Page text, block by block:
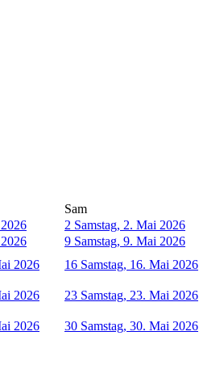
Sam
2 Samstag, 2. Mai 2026
9 Samstag, 9. Mai 2026
2026 16 Samstag, 16. Mai 2026
2026 23 Samstag, 23. Mai 2026
2026 30 Samstag, 30. Mai 2026